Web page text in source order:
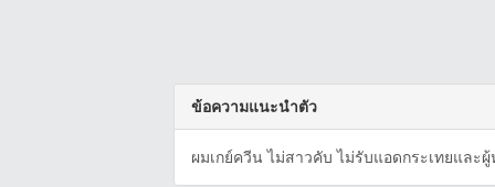
ข้อความแนะนำตัว
ผมเกย์ควีน ไม่สาวคับ ไม่รับแอดกระเทยและ